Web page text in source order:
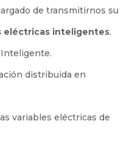
de transmitirnos su
eléctricas inteligentes.
distribuida en
variables eléctricas de